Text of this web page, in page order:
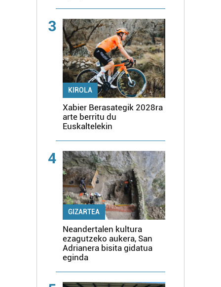
3
KIROLA
Xabier Berasategik 2028ra
arte berritu du
Euskaltelekin
4
GIZARTEA
Neandertalen kultura
ezagutzeko aukera, San
Adrianera bisita gidatua
eginda